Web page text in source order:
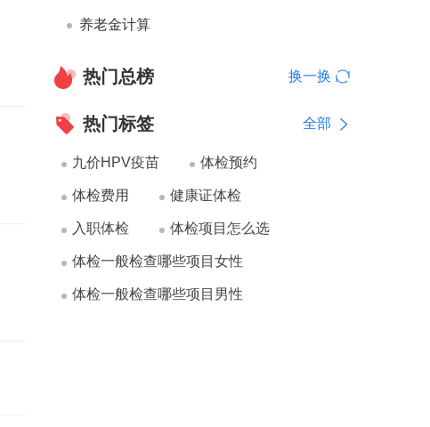
养老金计算
热门总榜 换一换
热门标签 全部
九价HPV疫苗 体检预约
体检费用 健康证体检
入职体检 体检项目怎么选
体检一般检查哪些项目女性
体检一般检查哪些项目男性